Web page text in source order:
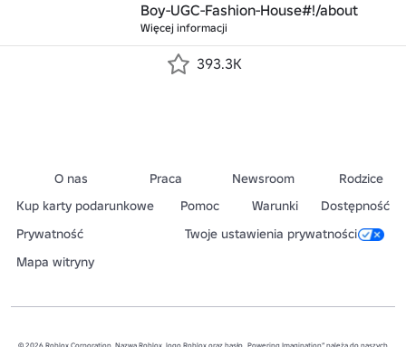
Boy-UGC-Fashion-House#!/about
Więcej informacji
393.3K
O nas Praca Newsroom
Rodzice
Kup karty podarunkowe
Pomoc Warunki
Dostępność
Prywatność
Twoje ustawienia prywatności
Mapa witryny
© 2026 Roblox Corporation. Nazwa Roblox, logo Roblox oraz hasło „Powering Imagination” należą do naszych